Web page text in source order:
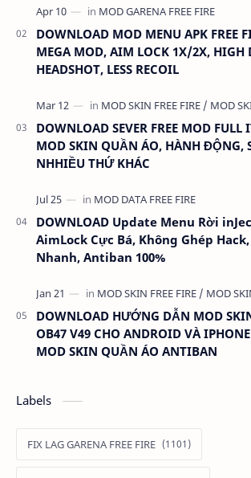
KHÔN…
DOWNLOAD MOD MENU APK FREE
MEGA MOD, AIM LOCK 1X/2X, HIGH
HEADSHOT, LESS RECOIL
DOWNLOAD SEVER FREE MOD FULL
MOD SKIN QUẦN ÁO, HÀNH ĐỘNG,
NHHIỀU THỨ KHÁC
DOWNLOAD Update Menu Rời
AimLock Cực Bá, Không Ghép
Nhanh, Antiban 100%
DOWNLOAD HƯỚNG DẪN MOD
OB47 V49 CHO ANDROID VÀ
MOD SKIN QUẦN ÁO ANTIBAN
Labels
FIX LAG GARENA FREE FIRE